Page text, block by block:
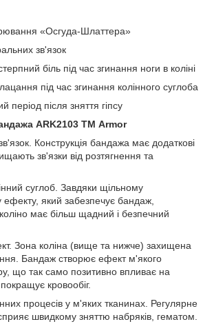
«Осгуда-Шлаттера»
зв'язок
біль під час згинання ноги в коліні
під час згинання колінного суглоба
період після зняття гіпсу
ARK2103 ТМ Armor
Конструкція бандажа має додаткові
зв'язки від розтягнення та
суглоб. Завдяки щільному
ефекту, який забезпечує бандаж,
має більш щадний і безпечний
Зона коліна (вище та нижче) захищена
Бандаж створює ефект м'якого
що так само позитивно впливає на
кровообіг.
процесів у м'яких тканинах. Регулярне
швидкому зняттю набряків, гематом.